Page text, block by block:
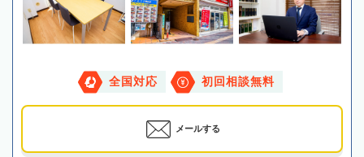
全国対応 初回相談無料
メールする